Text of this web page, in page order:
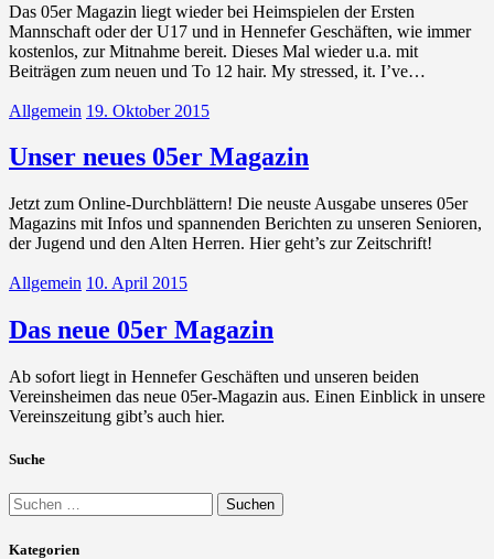
Das 05er Magazin liegt wieder bei Heimspielen der Ersten
Mannschaft oder der U17 und in Hennefer Geschäften, wie immer
kostenlos, zur Mitnahme bereit. Dieses Mal wieder u.a. mit
Beiträgen zum neuen und To 12 hair. My stressed, it. I’ve…
Allgemein 19. Oktober 2015
Unser neues 05er Magazin
Jetzt zum Online-Durchblättern! Die neuste Ausgabe unseres 05er
Magazins mit Infos und spannenden Berichten zu unseren Senioren,
der Jugend und den Alten Herren. Hier geht’s zur Zeitschrift!
Allgemein 10. April 2015
Das neue 05er Magazin
Ab sofort liegt in Hennefer Geschäften und unseren beiden
Vereinsheimen das neue 05er-Magazin aus. Einen Einblick in unsere
Vereinszeitung gibt’s auch hier.
Suche
Suchen
nach:
Kategorien